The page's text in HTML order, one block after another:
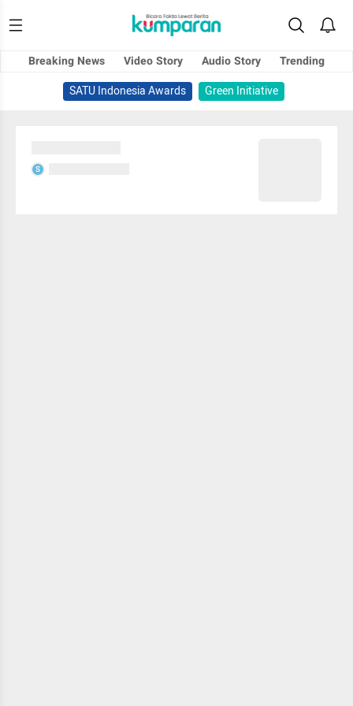
Breaking News Video Story Audio Story
Trending
SATU Indonesia Awards
Green Initiative
S